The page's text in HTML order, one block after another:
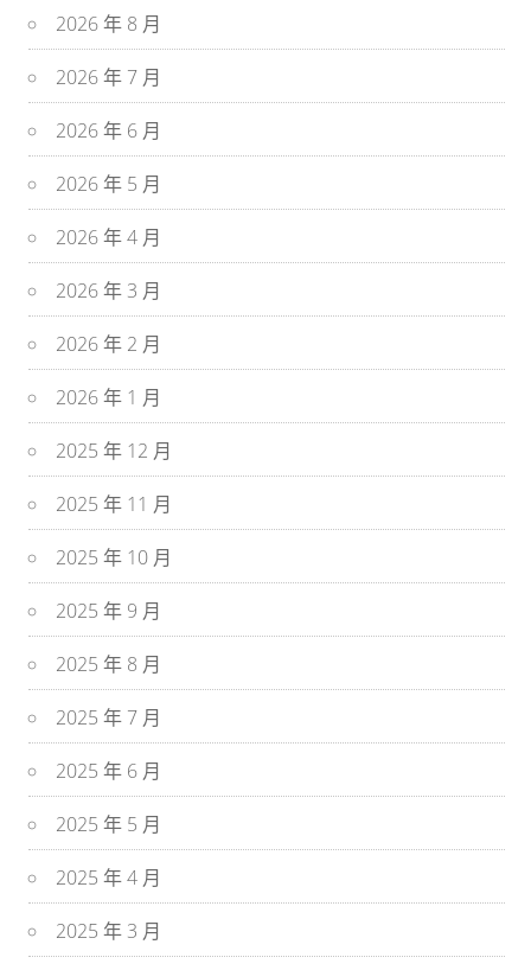
2026 年 8 月
2026 年 7 月
2026 年 6 月
2026 年 5 月
2026 年 4 月
2026 年 3 月
2026 年 2 月
2026 年 1 月
2025 年 12 月
2025 年 11 月
2025 年 10 月
2025 年 9 月
2025 年 8 月
2025 年 7 月
2025 年 6 月
2025 年 5 月
2025 年 4 月
2025 年 3 月